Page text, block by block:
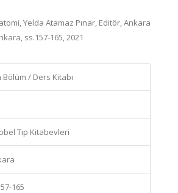
Yelda Atamaz Pınar, Editör, Ankara
ss.157-165, 2021
Bölüm / Ders Kitabı
Tıp Kitabevleri
165